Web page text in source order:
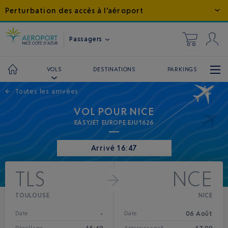
Perturbation des accès à l'aéroport
Passagers
VOLS DESTINATIONS PARKINGS
← Toutes les arrivées
VOL POUR NICE
EASYJET EUROPE EJU1626
Arrivé 16:47
TLS
TOULOUSE
Date -
NCE
NICE
Date 06 Août